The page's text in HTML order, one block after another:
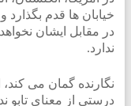
خیابان ها قدم
در مقابل ایشان
ندارد.
نگارنده گمان می
درستی از معنای تابو